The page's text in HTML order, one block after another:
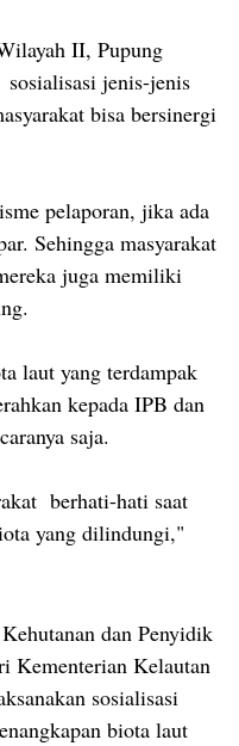
II, Pupung
sosialisasi jenis-jenis
bisa bersinergi
pelaporan, jika ada
Sehingga masyarakat
juga memiliki
laut yang terdampak
kepada IPB dan
saja.
berhati-hati saat
yang dilindungi,"
dan Penyidik
Kementerian Kelautan
sosialisasi
biota laut